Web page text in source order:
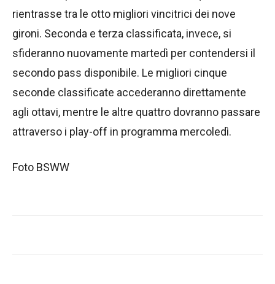
rientrasse tra le otto migliori vincitrici dei nove
gironi. Seconda e terza classificata, invece, si
sfideranno nuovamente martedì per contendersi il
secondo pass disponibile. Le migliori cinque
seconde classificate accederanno direttamente
agli ottavi, mentre le altre quattro dovranno passare
attraverso i play-off in programma mercoledì.
Foto BSWW